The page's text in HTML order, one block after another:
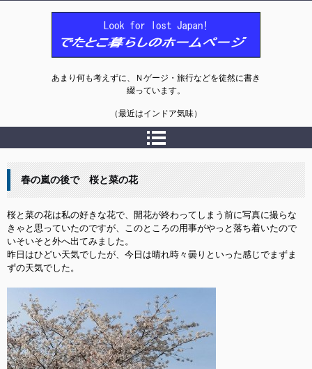
あまり何も考えずに、Ｎゲージ・旅行などを徒然に書き
綴っています。
（最近はインドア気味）
春の嵐の後で 桜と菜の花
桜と菜の花は私の好きな花で、開花が終わってしまう前に写真に撮らな
きゃと思っていたのですが、このところの用事がやっと落ち着いたので
いそいそと外へ出てみました。
昨日はひどい天気でしたが、今日は晴れ時々曇りといった感じでまずま
ずの天気でした。